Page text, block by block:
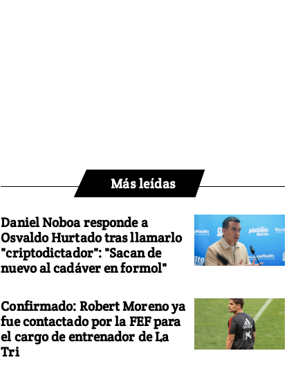
Más leídas
Daniel Noboa responde a
Osvaldo Hurtado tras llamarlo
"criptodictador": "Sacan de
nuevo al cadáver en formol"
Confirmado: Robert Moreno ya
fue contactado por la FEF para
el cargo de entrenador de La
Tri